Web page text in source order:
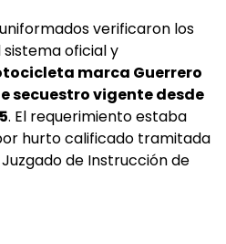
verificaron los
oficial y
marca Guerrero
secuestro vigente desde
. El requerimiento estaba
hurto calificado tramitada
de Instrucción de